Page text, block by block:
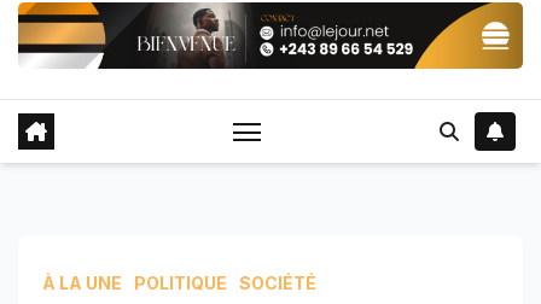
À LA UNE POLITIQUE SOCIÉTÉ